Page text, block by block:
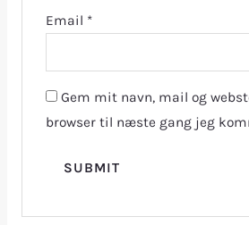
Email *
Gem mit navn, mail og
browser til næste gang jeg